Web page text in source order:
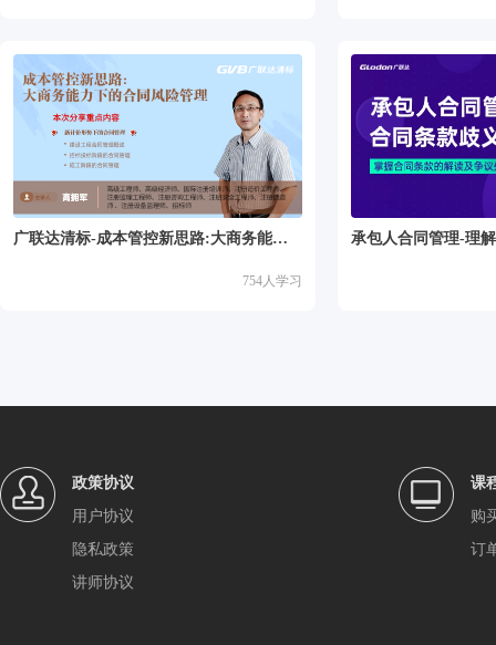
广联达清标-成本管控新思路:大商务能力下的合同风险管理
754人学习
承包人合同管理-理
政策协议
用户协议
隐私政策
讲师协议
课
购
订